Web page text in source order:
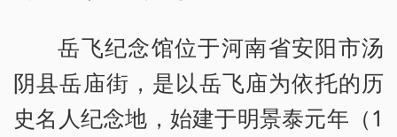
岳飞纪念馆位于河南省安阳市汤
阴县岳庙街，是以岳飞庙为依托的历
史名人纪念地，始建于明景泰元年（1